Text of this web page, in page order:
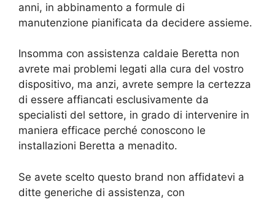
anni, in abbinamento a formule di
manutenzione pianificata da decidere assieme.
Insomma con assistenza caldaie Beretta non
avrete mai problemi legati alla cura del vostro
dispositivo, ma anzi, avrete sempre la certezza
di essere affiancati esclusivamente da
specialisti del settore, in grado di intervenire in
maniera efficace perché conoscono le
installazioni Beretta a menadito.
Se avete scelto questo brand non affidatevi a
ditte generiche di assistenza, con